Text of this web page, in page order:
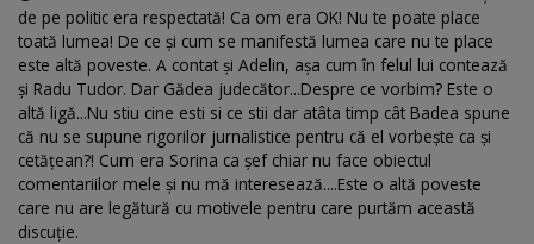
de pe politic era respectată! Ca om era OK! Nu te poate place
toată lumea! De ce şi cum se manifestă lumea care nu te place
este altă poveste. A contat şi Adelin, aşa cum în felul lui contează
şi Radu Tudor. Dar Gădea judecător...Despre ce vorbim? Este o
altă ligă...Nu stiu cine esti si ce stii dar atâta timp cât Badea spune
că nu se supune rigorilor jurnalistice pentru că el vorbeşte ca şi
cetăţean?! Cum era Sorina ca şef chiar nu face obiectul
comentariilor mele şi nu mă interesează....Este o altă poveste
care nu are legătură cu motivele pentru care purtăm această
discuţie.